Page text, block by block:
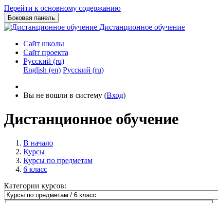
Перейти к основному содержанию
Боковая панель
Дистанционное обучение
Сайт школы
Сайт проекта
Русский ‎(ru)‎
English ‎(en)‎ Русский ‎(ru)‎
Вы не вошли в систему (Вход)
Дистанционное обучение
В начало
Курсы
Курсы по предметам
6 класс
Категории курсов: